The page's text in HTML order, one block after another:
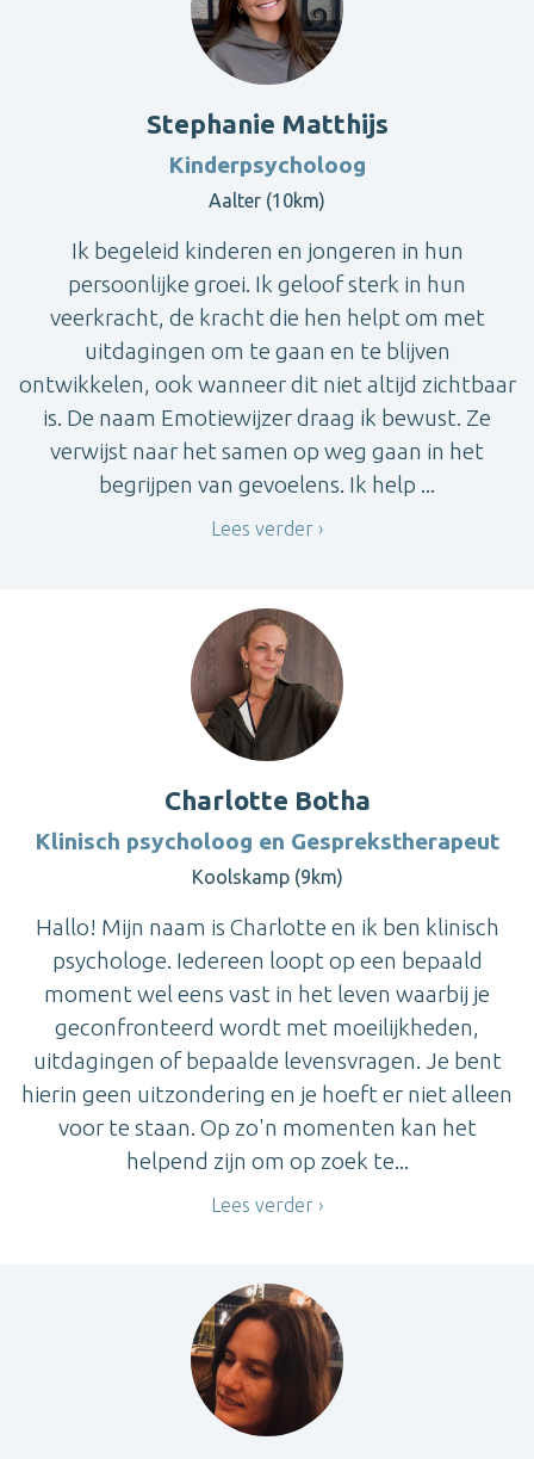
Stephanie Matthijs
Kinderpsycholoog
Aalter (10km)
Ik begeleid kinderen en jongeren in hun
persoonlijke groei. Ik geloof sterk in hun
veerkracht, de kracht die hen helpt om met
uitdagingen om te gaan en te blijven
ontwikkelen, ook wanneer dit niet altijd zichtbaar
is. De naam Emotiewijzer draag ik bewust. Ze
verwijst naar het samen op weg gaan in het
begrijpen van gevoelens. Ik help ...
Lees verder
Charlotte Botha
Klinisch psycholoog en Gesprekstherapeut
Koolskamp (9km)
Hallo! Mijn naam is Charlotte en ik ben klinisch
psychologe. Iedereen loopt op een bepaald
moment wel eens vast in het leven waarbij je
geconfronteerd wordt met moeilijkheden,
uitdagingen of bepaalde levensvragen. Je bent
hierin geen uitzondering en je hoeft er niet alleen
voor te staan. Op zo'n momenten kan het
helpend zijn om op zoek te...
Lees verder